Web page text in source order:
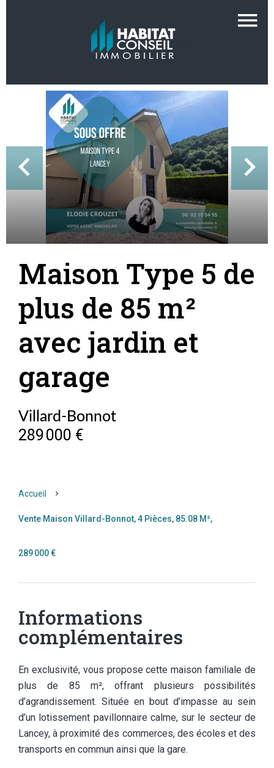
Maison Type 5 de
plus de 85 m²
avec jardin et
garage
Villard-Bonnot
289 000 €
Accueil
Vente Maison Villard-Bonnot, 4 Pièces, 85.08 M²,
289 000 €
Informations
complémentaires
En exclusivité, vous propose cette maison familiale de
plus de 85 m², offrant plusieurs possibilités
d’agrandissement. Située en bout d’impasse au sein
d’un lotissement pavillonnaire calme, sur le secteur de
Lancey, à proximité des commerces, des écoles et des
transports en commun ainsi que la gare.